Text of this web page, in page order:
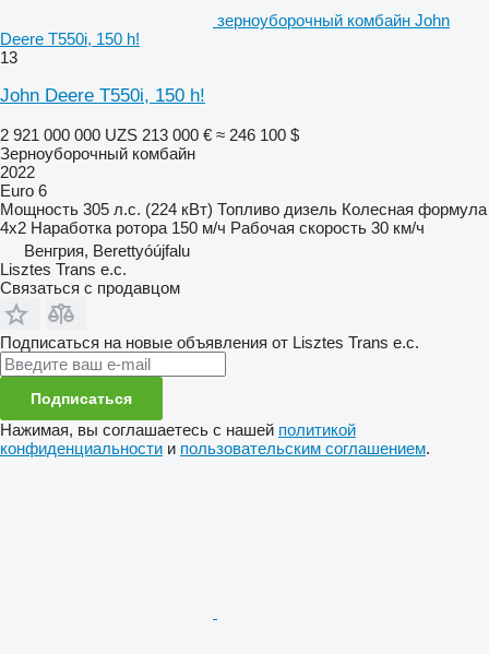
зерноуборочный комбайн John
Deere T550i, 150 h!
13
John Deere T550i, 150 h!
2 921 000 000 UZS 213 000 € ≈ 246 100 $
Зерноуборочный комбайн
2022
Euro 6
Мощность 305 л.с. (224 кВт) Топливо дизель Колесная формула
4x2 Наработка ротора 150 м/ч Рабочая скорость 30 км/ч
Венгрия, Berettyóújfalu
Lisztes Trans e.c.
Связаться с продавцом
Подписаться на новые объявления от Lisztes Trans e.c.
Подписаться
Нажимая, вы соглашаетесь с нашей политикой
конфиденциальности и пользовательским соглашением.